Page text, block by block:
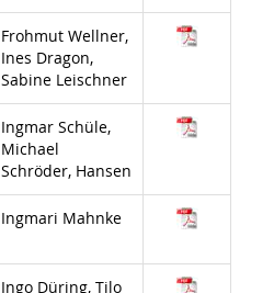
Frohmut Wellner,
Ines Dragon,
Sabine Leischner
Ingmar Schüle,
Michael
Schröder, Hansen
Ingmari Mahnke
Ingo Düring, Tilo